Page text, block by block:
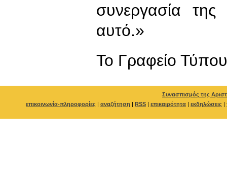
συνεργασία
αυτό.»
To Γραφείο Τύπου
Συνασπισμός της
επικοινωνία-πληροφορίες | αναζήτηση | RSS | επικαιρότητα | εκδηλώσεις |